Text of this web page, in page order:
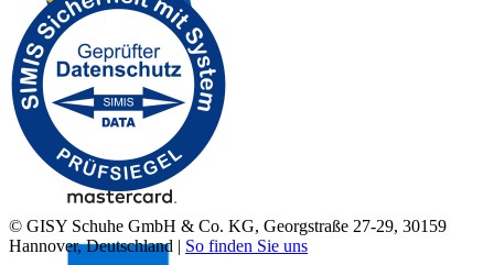
© GISY Schuhe GmbH & Co. KG, Georgstraße 27-29, 30159
Hannover, Deutschland | So finden Sie uns